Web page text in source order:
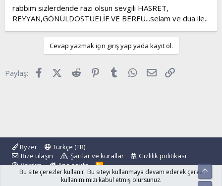
rabbim sizlerdende razı olsun sevgili HASRET,
REYYAN,GÖNÜLDOSTUELİF VE BERFU...selam ve dua ile..
Cevap yazmak için giriş yap yada kayıt ol.
Paylaş: FacebookX (Twitter)
Reddit Pinterest
Tumblr WhatsApp
E-posta
Ryzer
Türkçe (TR)
Bize ulaşın
Şartlar ve kurallar
Gizlilik politikası
Yardım
Ana sayfa
R
S
S
Bu site çerezler kullanır. Bu siteyi kullanmaya devam ederek çerez
kullanımımızı kabul etmiş olursunuz.
Üst